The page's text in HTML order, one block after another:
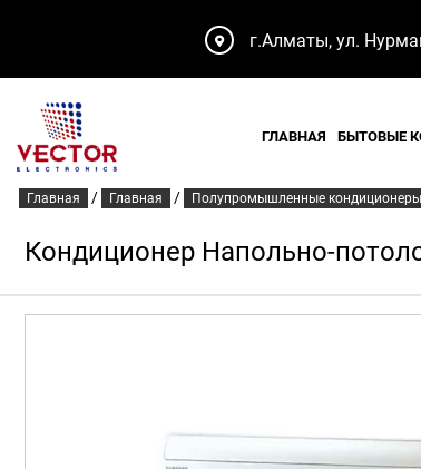
г.Алматы, ул.
ГЛАВНАЯ БЫТОВЫЕ
Главная / Главная / Полупромышленные кондиционеры
Кондиционер Напольно-